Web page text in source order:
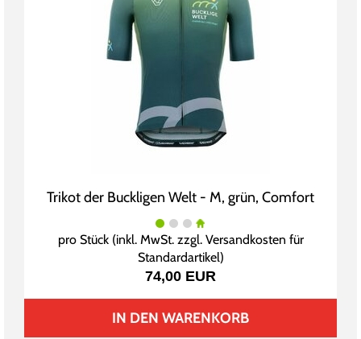
Trikot der Buckligen Welt - M, grün, Comfort
pro Stück (inkl. MwSt. zzgl. Versandkosten für
Standardartikel)
74,00 EUR
IN DEN WARENKORB